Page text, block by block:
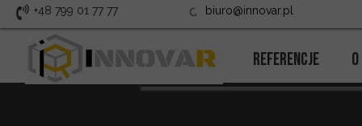
Realizacje Referencje
+48 799 01 77 77 biuro@innovar.pl